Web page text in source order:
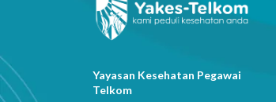
Yayasan Kesehatan Pegawai
Telkom